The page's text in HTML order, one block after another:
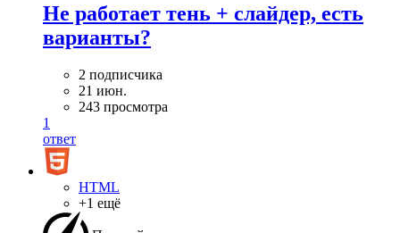
Не работает тень + слайдер, есть
варианты?
2 подписчика
21 июн.
243 просмотра
1
ответ
HTML
+1 ещё